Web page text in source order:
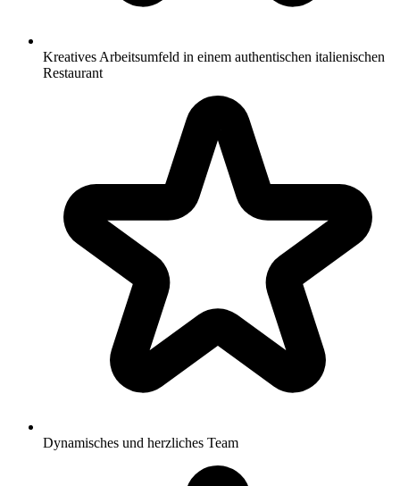
Kreatives Arbeitsumfeld in einem authentischen italienischen
Restaurant
Dynamisches und herzliches Team